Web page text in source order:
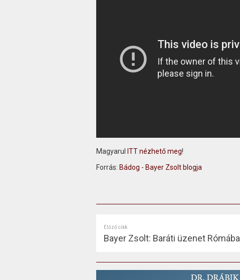
Magyarul ITT nézhető meg!
Forrás: Bádog - Bayer Zsolt blogja
Előző cikk
Bayer Zsolt: Baráti üzenet Rómába